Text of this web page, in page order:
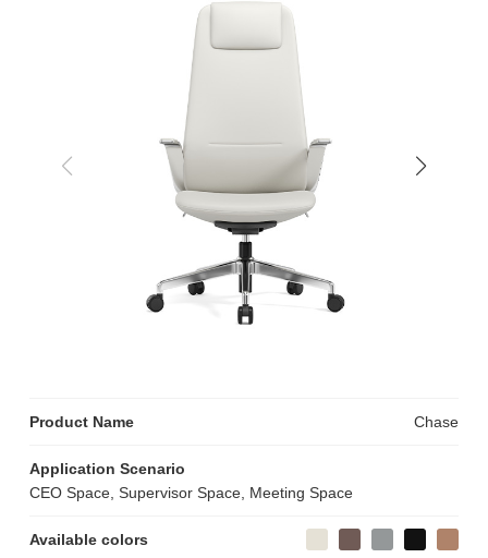
Product Name Chase
Application Scenario
CEO Space, Supervisor Space, Meeting Space
Available colors